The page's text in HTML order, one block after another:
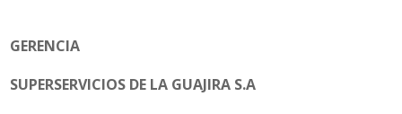
GERENCIA
SUPERSERVICIOS DE LA GUAJIRA S.A